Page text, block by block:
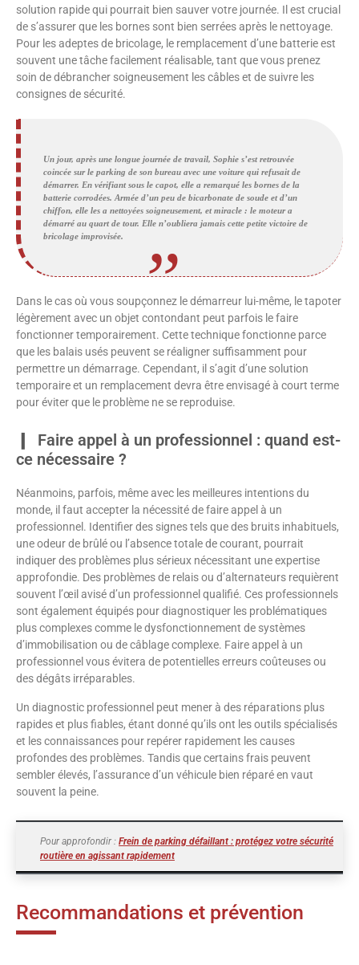
solution rapide qui pourrait bien sauver votre journée. Il est crucial
de s’assurer que les bornes sont bien serrées après le nettoyage.
Pour les adeptes de bricolage, le remplacement d’une batterie est
souvent une tâche facilement réalisable, tant que vous prenez
soin de débrancher soigneusement les câbles et de suivre les
consignes de sécurité.
Un jour, après une longue journée de travail, Sophie s’est retrouvée
coincée sur le parking de son bureau avec une voiture qui refusait de
démarrer. En vérifiant sous le capot, elle a remarqué les bornes de la
batterie corrodées. Armée d’un peu de bicarbonate de soude et d’un
chiffon, elle les a nettoyées soigneusement, et miracle : le moteur a
démarré au quart de tour. Elle n’oubliera jamais cette petite victoire de
bricolage improvisée.
Dans le cas où vous soupçonnez le démarreur lui-même, le tapoter
légèrement avec un objet contondant peut parfois le faire
fonctionner temporairement. Cette technique fonctionne parce
que les balais usés peuvent se réaligner suffisamment pour
permettre un démarrage. Cependant, il s’agit d’une solution
temporaire et un remplacement devra être envisagé à court terme
pour éviter que le problème ne se reproduise.
Faire appel à un professionnel : quand est-
ce nécessaire ?
Néanmoins, parfois, même avec les meilleures intentions du
monde, il faut accepter la nécessité de faire appel à un
professionnel. Identifier des signes tels que des bruits inhabituels,
une odeur de brûlé ou l’absence totale de courant, pourrait
indiquer des problèmes plus sérieux nécessitant une expertise
approfondie. Des problèmes de relais ou d’alternateurs requièrent
souvent l’œil avisé d’un professionnel qualifié. Ces professionnels
sont également équipés pour diagnostiquer les problématiques
plus complexes comme le dysfonctionnement de systèmes
d’immobilisation ou de câblage complexe. Faire appel à un
professionnel vous évitera de potentielles erreurs coûteuses ou
des dégâts irréparables.
Un diagnostic professionnel peut mener à des réparations plus
rapides et plus fiables, étant donné qu’ils ont les outils spécialisés
et les connaissances pour repérer rapidement les causes
profondes des problèmes. Tandis que certains frais peuvent
sembler élevés, l’assurance d’un véhicule bien réparé en vaut
souvent la peine.
Pour approfondir : Frein de parking défaillant : protégez votre sécurité
routière en agissant rapidement
Recommandations et prévention